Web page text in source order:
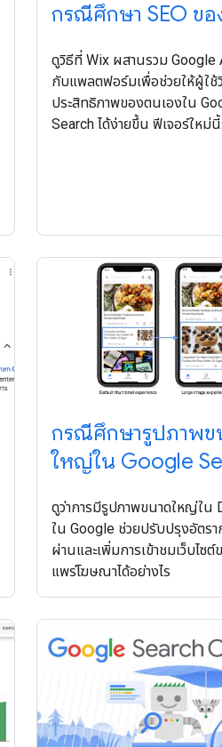
กรณีศึกษา SEO ขอ
ดูวิธีที่ Wix ผสานรวม Google
กับแพลตฟอร์มเพื่อช่วยให้ผู้ใช้วิ
ประสิทธิภาพของตนเองใน
Search ได้ง่ายขึ้น ฟีเจอร์ใหม่
กรณีศึกษารูปภาพข
ใหญ่ใน Google
ดูว่าการมีรูปภาพขนาดใหญ่ใน
ใน Google ช่วยปรับปรุงอัตร
ผ่านและเพิ่มการเข้าชมเว็บไซ
แพร่โฆษณาได้อย่างไร